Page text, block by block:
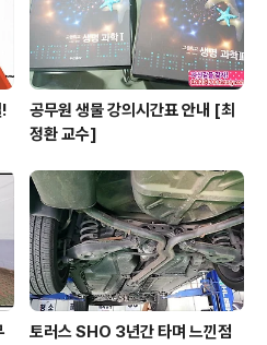
공무원 생물 강의시간표 안내 [최
정환 교수]
토러스 SHO 3년간 타며 느낀점